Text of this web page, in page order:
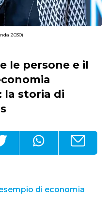
2030)
le persone e il
la storia di
di economia